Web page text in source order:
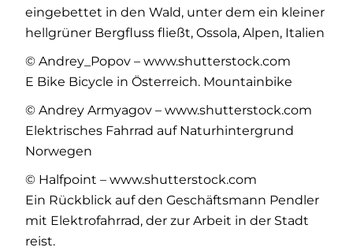
eingebettet in den Wald, unter dem ein kleiner
hellgrüner Bergfluss fließt, Ossola, Alpen, Italien
© Andrey_Popov – www.shutterstock.com
E Bike Bicycle in Österreich. Mountainbike
© Andrey Armyagov – www.shutterstock.com
Elektrisches Fahrrad auf Naturhintergrund
Norwegen
© Halfpoint – www.shutterstock.com
Ein Rückblick auf den Geschäftsmann Pendler
mit Elektrofahrrad, der zur Arbeit in der Stadt
reist.